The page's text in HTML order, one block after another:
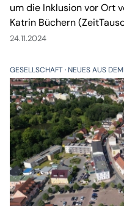
um die Inklusion vor Ort
Katrin Büchern
(damals bei der Stadt
Nordsachsen, stand das
Gemeinsam
24.11.2024
GESELLSCHAFT NEUES AUS